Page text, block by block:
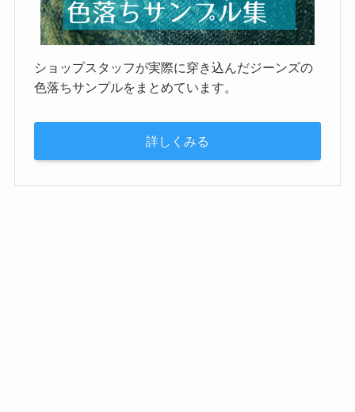
ショップスタッフが実際に穿き込んだジーンズの
色落ちサンプルをまとめています。
詳しくみる